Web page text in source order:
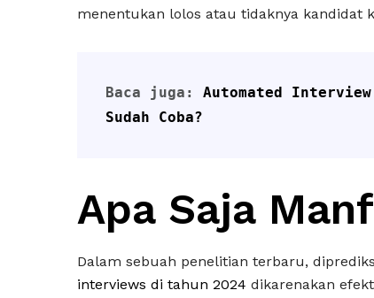
menentukan lolos atau tidaknya kandidat
Baca juga: Automated
Sudah Coba?
Apa Saja
Dalam sebuah penelitian terbaru,
interviews di tahun 2024 dikarenakan